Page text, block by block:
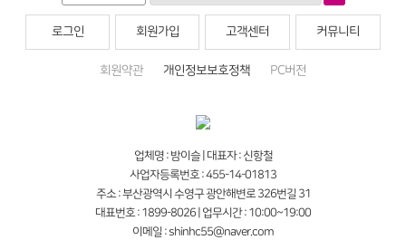
로그인 회원가입 고객센터 커뮤니티
회원약관 개인정보보호정책 PC버전
업체명 : 밤이슬 | 대표자 : 신항철
사업자등록번호 : 455-14-01813
주소 : 부산광역시 수영구 광안해변로 326번길 31
대표번호 : 1899-8026 | 업무시간 : 10:00~19:00
이메일 : shinhc55@naver.com